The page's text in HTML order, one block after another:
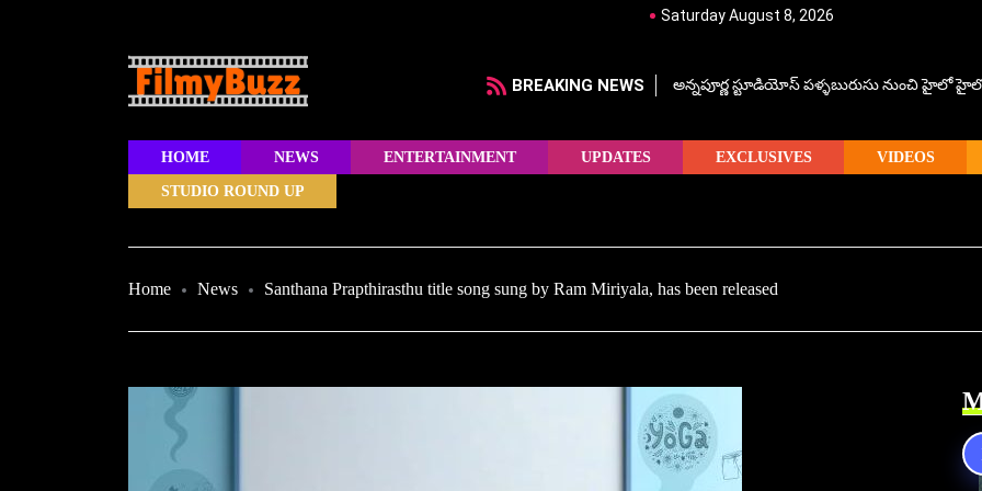
Saturday August 8, 2026
BREAKING NEWS అన్నపూర్ణ స్టూడియోస్ పళ్ళబురుసు నుంచి హైలో
HOME NEWS ENTERTAINMENT UPDATES EXCLUSIVES VIDEOS
STUDIO ROUND UP
Home News Santhana Prapthirasthu title song sung by Ram Miriyala, has been released